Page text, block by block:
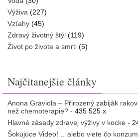
Výživa (227)
Vzťahy (45)
Zdravý životný štýl (119)
Život po živote a smrti (5)
Najčitanejšie články
Anona Graviola – Přirozený zabiják
než chemoterapie? - 435 525 x
Hlavné zásady zdravej výživy v kocke -
Šokujúce Video! …alebo viete čo